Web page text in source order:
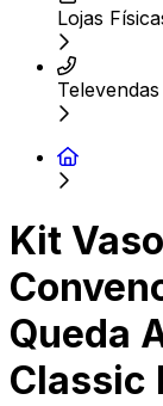
Lojas
Kit
Queda
Classic